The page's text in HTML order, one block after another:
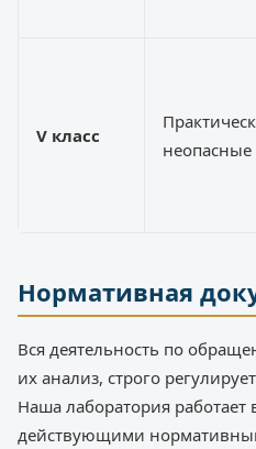
V класс
неопасные
Нормативная
Вся деятельность по
их анализ, строго
Наша лаборатория работает
действующими